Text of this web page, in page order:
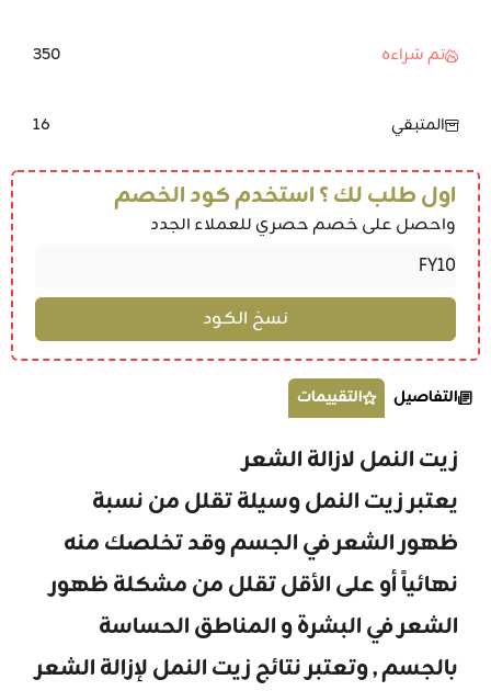
تم شراءه 350
المتبقي 16
اول طلب لك ؟ استخدم كود الخصم
واحصل على خصم حصري للعملاء الجدد
التفاصيل التقييمات
زيت النمل لازالة الشعر
يعتبر زيت النمل وسيلة تقلل من نسبة
ظهور الشعر في الجسم وقد تخلصك منه
نهائياً أو على الأقل تقلل من مشكلة ظهور
الشعر في البشرة و المناطق الحساسة
بالجسم , وتعتبر نتائج زيت النمل لإزالة الشعر